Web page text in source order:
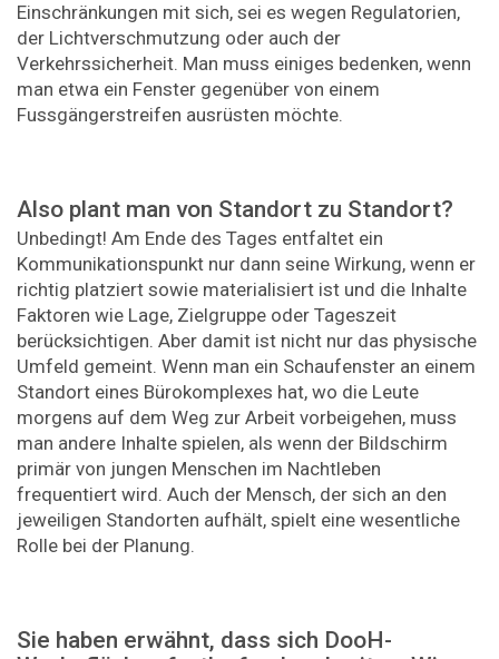
Einschränkungen mit sich, sei es wegen Regulatorien,
der Lichtverschmutzung oder auch der
Verkehrssicherheit. Man muss einiges bedenken, wenn
man etwa ein Fenster gegenüber von einem
Fussgängerstreifen ausrüsten möchte.
Also plant man von Standort zu Standort?
Unbedingt! Am Ende des Tages entfaltet ein
Kommunikationspunkt nur dann seine Wirkung, wenn er
richtig platziert sowie materialisiert ist und die Inhalte
Faktoren wie Lage, Zielgruppe oder Tageszeit
berücksichtigen. Aber damit ist nicht nur das physische
Umfeld gemeint. Wenn man ein Schaufenster an einem
Standort eines Bürokomplexes hat, wo die Leute
morgens auf dem Weg zur Arbeit vorbeigehen, muss
man andere Inhalte spielen, als wenn der Bildschirm
primär von jungen Menschen im Nachtleben
frequentiert wird. Auch der Mensch, der sich an den
jeweiligen Standorten aufhält, spielt eine wesentliche
Rolle bei der Planung.
Sie haben erwähnt, dass sich DooH-